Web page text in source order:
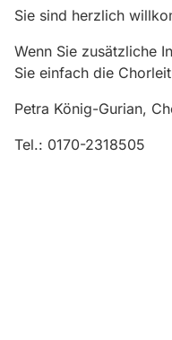
Sie sind herzlich
Wenn Sie zusätzliche
Sie einfach die
Petra König-Gurian,
Tel.: 0170-2318505